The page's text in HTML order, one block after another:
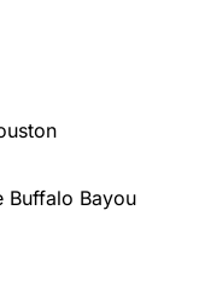
Buffalo Bayou